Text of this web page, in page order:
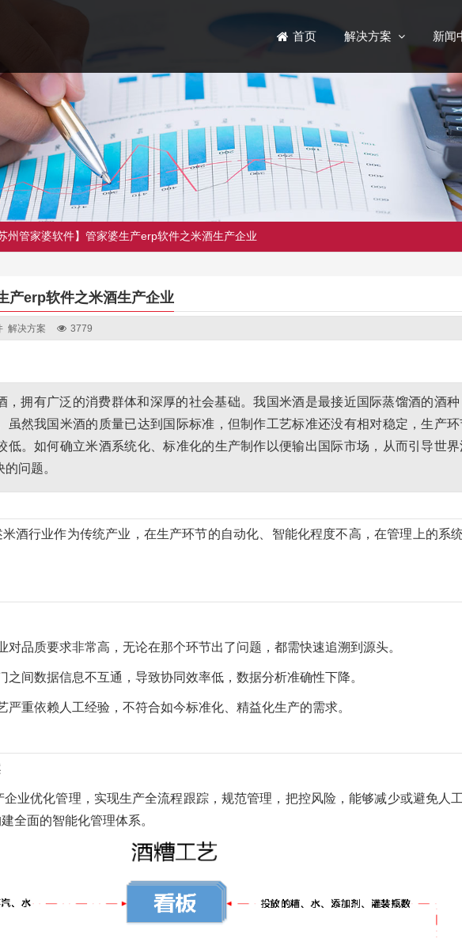
首页 解决方案 新闻
苏州管家婆软件】管家婆生产erp软件之米酒生产企业
产erp软件之米酒生产企业
解决方案 3779
，拥有广泛的消费群体和深厚的社会基础。我国米酒是最接近国际蒸馏酒的酒种
虽然我国米酒的质量已达到国际标准，但制作工艺标准还没有相对稳定，生产环
低。如何确立米酒系统化、标准化的生产制作以便输出国际市场，从而引导世界
问题。
酒行业作为传统产业，在生产环节的自动化、智能化程度不高，在管理上的系
对品质要求非常高，无论在那个环节出了问题，都需快速追溯到源头。
之间数据信息不互通，导致协同效率低，数据分析准确性下降。
严重依赖人工经验，不符合如今标准化、精益化生产的需求。
业优化管理，实现生产全流程跟踪，规范管理，把控风险，能够减少或避免人
全面的智能化管理体系。